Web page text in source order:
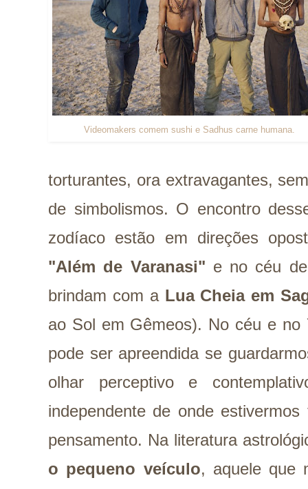
Videomakers comem sushi e Sadhus carne humana.
torturantes, ora extravagantes,
de simbolismos. O encontro
zodíaco estão em direções
"Além de Varanasi" e no céu
brindam com a Lua Cheia em
ao Sol em Gêmeos). No céu e no
pode ser apreendida se
olhar perceptivo e
independente de onde
pensamento. Na literatura
o pequeno veículo, aquele que